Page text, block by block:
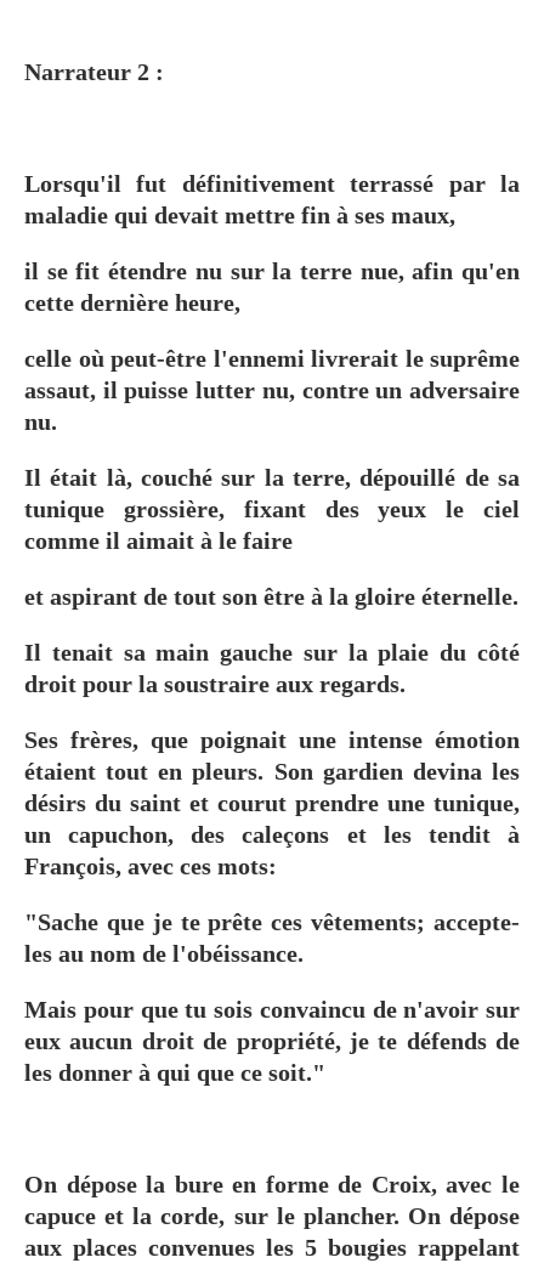
Narrateur 2 :
Lorsqu'il fut définitivement terrassé par la
maladie qui devait mettre fin à ses maux,
il se fit étendre nu sur la terre nue, afin qu'en
cette dernière heure,
celle où peut-être l'ennemi livrerait le suprême
assaut, il puisse lutter nu, contre un adversaire
nu.
Il était là, couché sur la terre, dépouillé de sa
tunique grossière, fixant des yeux le ciel
comme il aimait à le faire
et aspirant de tout son être à la gloire éternelle.
Il tenait sa main gauche sur la plaie du côté
droit pour la soustraire aux regards.
Ses frères, que poignait une intense émotion
étaient tout en pleurs. Son gardien devina les
désirs du saint et courut prendre une tunique,
un capuchon, des caleçons et les tendit à
François, avec ces mots:
"Sache que je te prête ces vêtements; accepte-
les au nom de l'obéissance.
Mais pour que tu sois convaincu de n'avoir sur
eux aucun droit de propriété, je te défends de
les donner à qui que ce soit."
On dépose la bure en forme de Croix, avec le
capuce et la corde, sur le plancher. On dépose
aux places convenues les 5 bougies rappelant